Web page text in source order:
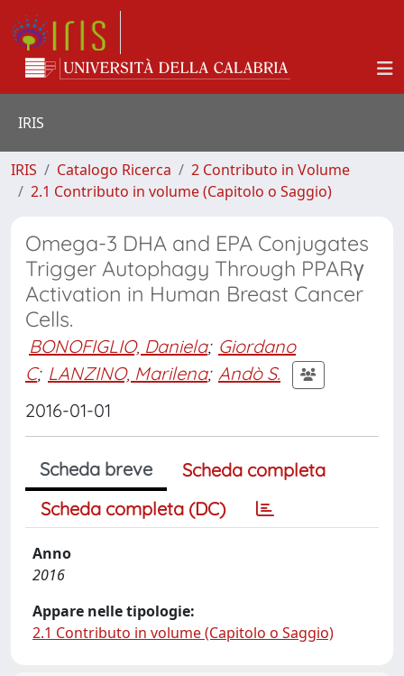
IRIS
IRIS Catalogo Ricerca
2 Contributo in Volume
2.1 Contributo in volume (Capitolo o Saggio)
Omega-3 DHA and EPA Conjugates
Trigger Autophagy Through PPARγ
Activation in Human Breast Cancer
Cells.
BONOFIGLIO, Daniela; Giordano
C; LANZINO, Marilena; Andò S.
2016-01-01
Scheda breve
Scheda completa
Scheda completa (DC)
Anno
2016
Appare nelle tipologie:
2.1 Contributo in volume (Capitolo o Saggio)